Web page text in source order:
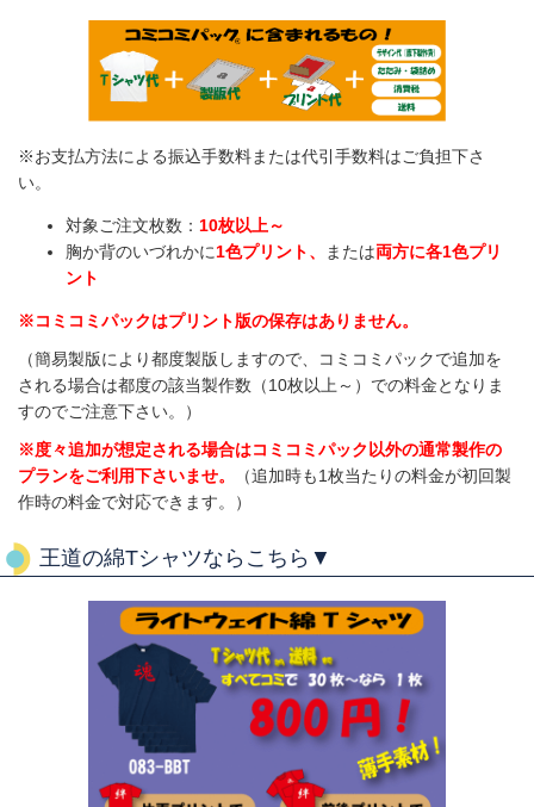
※お支払方法による振込手数料または代引手数料はご負担下さ
い。
対象ご注文枚数： 10枚以上～
胸か背のいづれかに1色プリント、 または両方に各1色プリ
ント
※コミコミパックはプリント版の保存はありません。
（簡易製版により都度製版しますので、コミコミパックで追加を
される場合は都度の該当製作数（10枚以上～）での料金となりま
すのでご注意下さい。）
※度々追加が想定される場合はコミコミパック以外の通常製作の
プランをご利用下さいませ。
（追加時も1枚当たりの料金が初回製
作時の料金で対応できます。）
王道の綿Tシャツならこちら▼